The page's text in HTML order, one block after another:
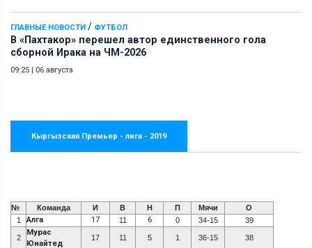
ГЛАВНЫЕ НОВОСТИ / ФУТБОЛ
В «Пахтакор» перешел автор единственного гола
сборной Ирака на ЧМ-2026
09:25 | 06 августа
Кыргызская Премьер - лига - 2019
№ Команда И В Н П Мячи
О
1
Алга 17 11 6 0 34-15 39
2
Мурас
Юнайтед
17 11 5 1 36-15 38